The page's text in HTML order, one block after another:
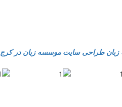
طراحی سایت موسسه زبان در کرج